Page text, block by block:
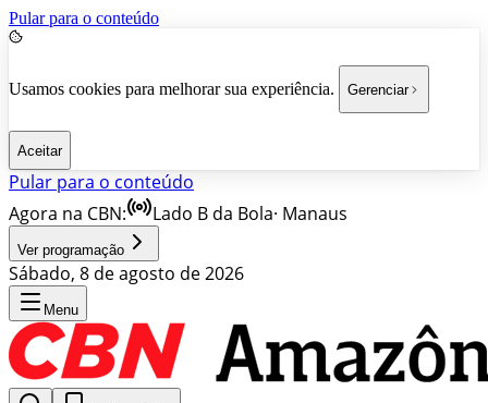
Pular para o conteúdo
Usamos cookies para melhorar sua experiência. Gerenciar
Aceitar
Pular para o conteúdo
Agora na CBN:
Lado B da Bola· Manaus
Ver programação
Sábado, 8 de agosto de 2026
Menu